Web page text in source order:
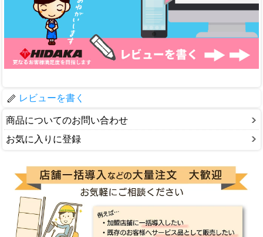
レビューを書く
商品についてのお問い合わせ
お気に入りに登録